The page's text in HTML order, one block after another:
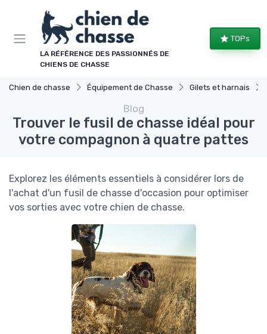
LA RÉFÉRENCE DES PASSIONNÉS DE
CHIENS DE CHASSE
TOPs
Chien de chasse Équipement de Chasse Gilets et harnais
Blog
Trouver le fusil de chasse idéal pour
votre compagnon à quatre pattes
Explorez les éléments essentiels à considérer lors de
l'achat d'un fusil de chasse d'occasion pour optimiser
vos sorties avec votre chien de chasse.
Panneau de gestion des cookies